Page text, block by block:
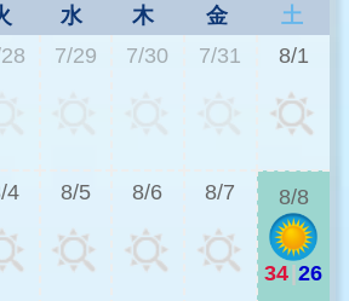
水 木 金
土
7/29 7/30 7/31 8/1
4 8/5 8/6 8/7 8/8
34 26